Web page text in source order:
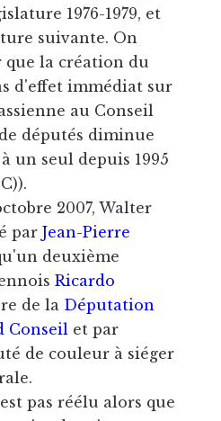
1976-1979, et
suivante. On
la création du
d'effet immédiat sur
au Conseil
députés diminue
un seul depuis 1995
2007, Walter
par Jean-Pierre
deuxième
Ricardo
de la Députation
Conseilet par
de couleur à siéger
pas réélu alors que